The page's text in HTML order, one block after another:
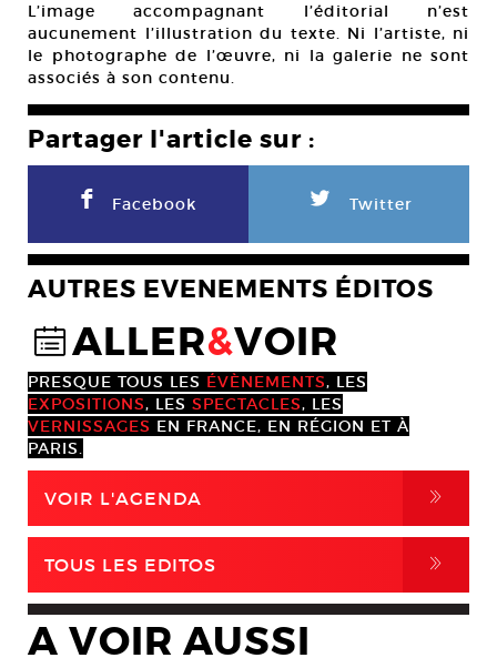
L’image accompagnant l’éditorial n’est
aucunement l’illustration du texte. Ni l’artiste, ni
le photographe de l’œuvre, ni la galerie ne sont
associés à son contenu.
Partager l'article sur :
F Facebook L Twitter
AUTRES EVENEMENTS ÉDITOS
@ALLER&VOIR
PRESQUE TOUS LES ÉVÈNEMENTS, LES
EXPOSITIONS, LES SPECTACLES, LES
VERNISSAGES EN FRANCE, EN RÉGION ET À
PARIS.
VOIR L'AGENDA ,
TOUS LES EDITOS ,
A VOIR AUSSI